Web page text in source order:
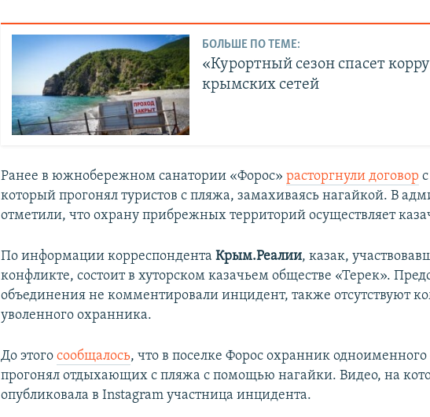
БОЛЬШЕ ПО ТЕМЕ:
«Курортный сезон спасет
крымских сетей
Ранее в южнобережном санатории «Форос»расторгнули договор
который прогонял туристов с пляжа, замахиваясь нагайкой. В
отметили, что охрану прибрежных территорий осуществляет
По информации корреспондентаКрым.Реалии, казак,
конфликте, состоит в хуторском казачьем обществе «Терек».
объединения не комментировали инцидент, также отсутствуют
уволенного охранника.
До этогосообщалось, что в поселке Форос охранник одноименного
прогонял отдыхающих с пляжа с помощью нагайки. Видео, на
опубликовала в Instagram участница инцидента.